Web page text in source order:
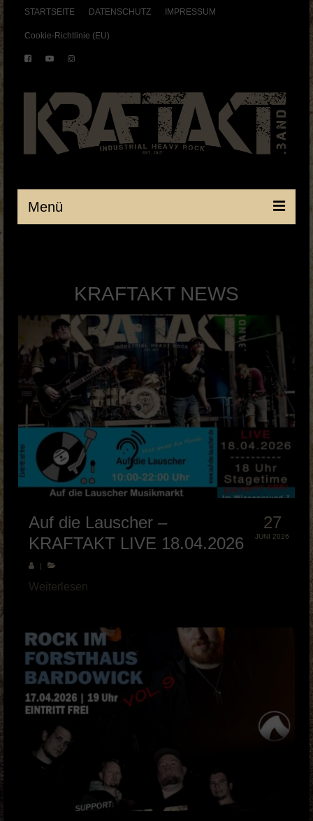
STARTSEITE DATENSCHUTZ IMPRESSUM
Cookie-Richtlinie (EU)
Menü
SHOWS
Musik Videos
Merch
BOOKING & PRESSE
KRAFTAKT Facebook
KRAFTAKT YouTube
KRAFTAKT Instagram
KRAFTAKT NEWS
27
JUNI 2026
Auf die Lauscher –
KRAFTAKT LIVE 18.04.2026
|
Weiterlesen